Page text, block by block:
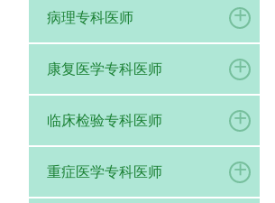
病理专科医师 +
康复医学专科医师 +
临床检验专科医师 +
重症医学专科医师 +